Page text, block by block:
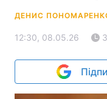
ДЕНИС
12:30, 08.05.26